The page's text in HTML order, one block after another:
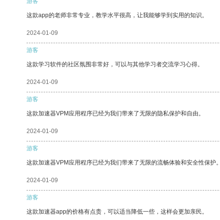
这款app的老师非常专业，教学水平很高，让我能够学到实用的知识。
2024-01-09
游客
这款学习软件的社区氛围非常好，可以与其他学习者交流学习心得。
2024-01-09
游客
这款加速器VPM应用程序已经为我们带来了无限的隐私保护和自由。
2024-01-09
游客
这款加速器VPM应用程序已经为我们带来了无限的流畅体验和安全性保护
2024-01-09
游客
这款加速器app的价格有点贵，可以适当降低一些，这样会更加亲民。